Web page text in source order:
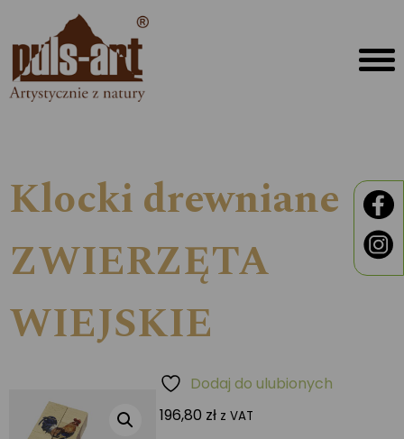
Klocki drewniane
ZWIERZĘTA
WIEJSKIE
196,80 zł z VAT
Dodaj do ulubionych